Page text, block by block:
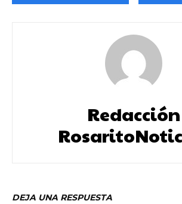
Redacción
DEJA UNA RESPUESTA